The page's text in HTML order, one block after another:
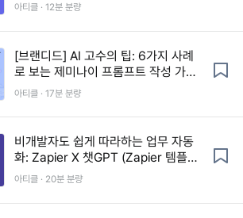
아티클 · 12분 분량
[브랜디드] AI 고수의 팁: 6가지 사례
로 보는 제미나이 프롬프트 작성 가이
드 (+프롬프트 10종 제공)
아티클 · 17분 분량
비개발자도 쉽게 따라하는 업무 자동
화: Zapier X 챗GPT (Zapier 템플릿
제공)
아티클 · 20분 분량